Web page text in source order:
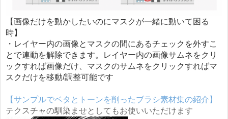
【画像だけを動かしたいのにマスクが一緒に動いて困る
時】
・レイヤー内の画像とマスクの間にあるチェックを外すこ
とで連動を解除できます。レイヤー内の画像サムネをクリ
ックすれば画像だけ、マスクのサムネをクリックすればマ
スクだけを移動/調整可能です
【サンプルでベタとトーンを削ったブラシ素材集の紹介】
テクスチャの馴染ませとしてもお使いいただけます